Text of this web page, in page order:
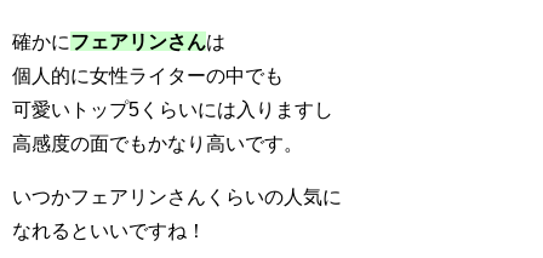
確かにフェアリンさんは
個人的に女性ライターの中でも
可愛いトップ5くらいには入りますし
高感度の面でもかなり高いです。
いつかフェアリンさんくらいの人気に
なれるといいですね！